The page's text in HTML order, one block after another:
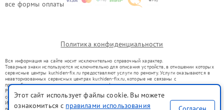
все формы оплаты
Политика конфиденциальности
Вся информация на сайте носит исключительно справочный характер.
Товарные знаки используются исключительно для описания устройств, в отношении которых
сервисные центры kur.hiden-fix.ru предоставляют услуги по ремонту. Услуги оказываются в
неавторизованных сервисных центрах kur.hiden-fix.ru, которые не связаны с
правообладателями товарных знаков или их официальными представителями.
Ремонт осуществляется для устройств, уже введенных в гражданский оборот в соответствии
со статьей 1487 ГК РФ.
Использование товарных знаков не преследует цели индивидуализации услуг или введения
Этот сайт использует файлы cookie. Вы можете
ознакомиться с правилами использования